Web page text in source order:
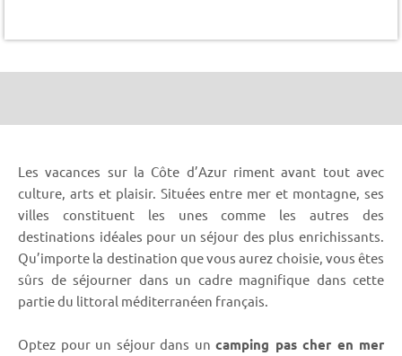
Les vacances sur la Côte d’Azur riment avant tout avec
culture, arts et plaisir. Situées entre mer et montagne, ses
villes constituent les unes comme les autres des
destinations idéales pour un séjour des plus enrichissants.
Qu’importe la destination que vous aurez choisie, vous êtes
sûrs de séjourner dans un cadre magnifique dans cette
partie du littoral méditerranéen français.
Optez pour un séjour dans un camping pas cher en mer